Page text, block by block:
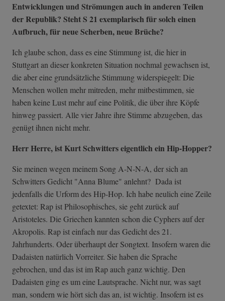
Entwicklungen und Strömungen auch in anderen Teilen
der Republik? Steht S 21 exemplarisch für solch einen
Aufbruch, für neue Scherben, neue Brüche?
Ich glaube schon, dass es eine Stimmung ist, die hier in
Stuttgart an dieser konkreten Situation nochmal gewachsen ist,
die aber eine grundsätzliche Stimmung widerspiegelt: Die
Menschen wollen mehr mitreden, mehr mitbestimmen, sie
haben keine Lust mehr auf eine Politik, die über ihre Köpfe
hinweg passiert. Alle vier Jahre ihre Stimme abzugeben, das
genügt ihnen nicht mehr.
Herr Herre, ist Kurt Schwitters eigentlich ein Hip-Hopper?
Sie meinen wegen meinem Song A-N-N-A, der sich an
Schwitters Gedicht "Anna Blume" anlehnt? Dada ist
jedenfalls die Urform des Hip-Hop. Ich habe neulich eine Zeile
getextet: Rap ist Philosophisches, sie geht zurück auf
Aristoteles. Die Griechen kannten schon die Cyphers auf der
Akropolis. Rap ist einfach nur das Gedicht des 21.
Jahrhunderts. Oder überhaupt der Songtext. Insofern waren die
Dadaisten natürlich Vorreiter. Sie haben die Sprache
gebrochen, und das ist im Rap auch ganz wichtig. Den
Dadaisten ging es um eine Lautsprache. Nicht nur, was sagt
man, sondern wie hört sich das an, ist wichtig. Insofern ist es